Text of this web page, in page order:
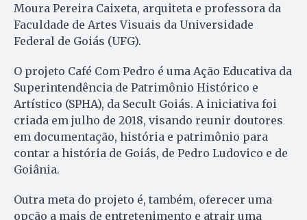
Moura Pereira Caixeta, arquiteta e professora da
Faculdade de Artes Visuais da Universidade
Federal de Goiás (UFG).
O projeto Café Com Pedro é uma Ação Educativa da
Superintendência de Patrimônio Histórico e
Artístico (SPHA), da Secult Goiás. A iniciativa foi
criada em julho de 2018, visando reunir doutores
em documentação, história e patrimônio para
contar a história de Goiás, de Pedro Ludovico e de
Goiânia.
Outra meta do projeto é, também, oferecer uma
opção a mais de entretenimento e atrair uma